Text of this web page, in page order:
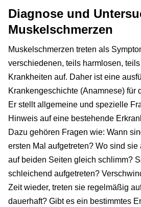
Diagnose und
Muskelschmerzen
Muskelschmerzen treten als
verschiedenen, teils harmlosen,
Krankheiten auf. Daher ist eine
Krankengeschichte (Anamnese) für
Er stellt allgemeine und spezielle
Hinweis auf eine bestehende
Dazu gehören Fragen wie: Wann
ersten Mal aufgetreten? Wo sind sie
auf beiden Seiten gleich schlimm?
schleichend aufgetreten?
Zeit wieder, treten sie regelmäßig
dauerhaft? Gibt es ein bestimmtes